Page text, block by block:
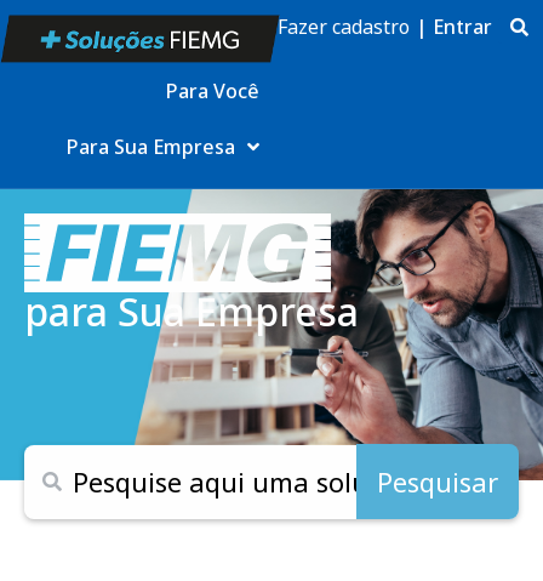
Para Você
Para Sua Empresa
Fazer cadastro | Entrar
para Sua Empresa
Pesquisar